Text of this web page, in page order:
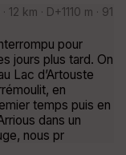
12 km · D+1110 m · 91
pour
jours plus tard. On
Lac d’Artouste
en
temps puis en
dans un
nous pr